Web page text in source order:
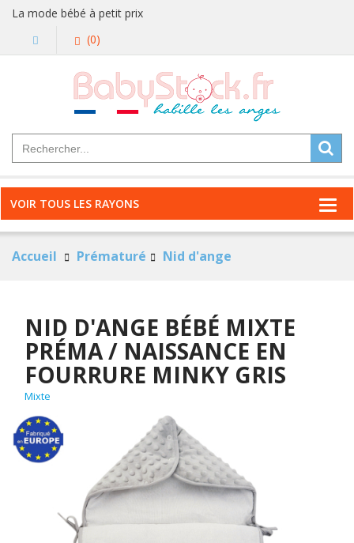
La mode bébé à petit prix
(0)
VOIR TOUS LES RAYONS
Accueil Prématuré Nid d'ange
NID D'ANGE BÉBÉ MIXTE
PRÉMA / NAISSANCE EN
FOURRURE MINKY GRIS
Mixte